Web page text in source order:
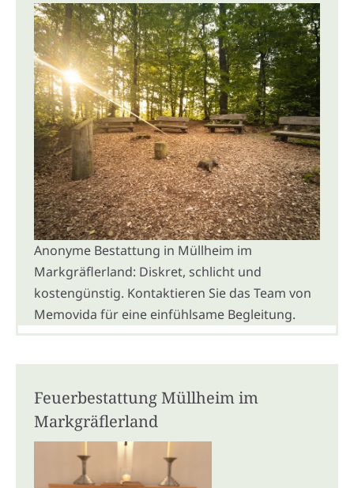
Anonyme Bestattung in Müllheim im
Markgräflerland: Diskret, schlicht und
kostengünstig. Kontaktieren Sie das Team von
Memovida für eine einfühlsame Begleitung.
Feuerbestattung Müllheim im
Markgräflerland